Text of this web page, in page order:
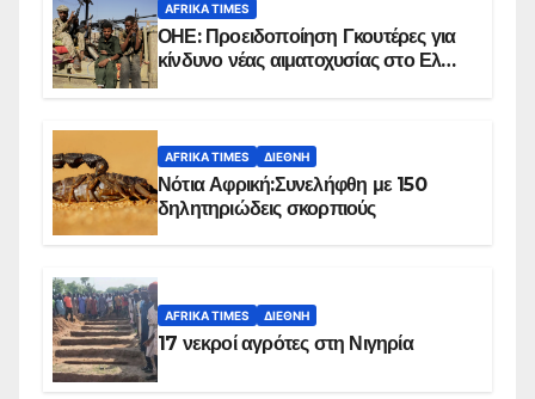
AFRIKA TIMES
ΟΗΕ: Προειδοποίηση Γκουτέρες για
κίνδυνο νέας αιματοχυσίας στο Ελ
AFRIKA TIMES ΔΙΕΘΝΉ
Νότια Αφρική:Συνελήφθη με 150
δηλητηριώδεις σκορπιούς
AFRIKA TIMES ΔΙΕΘΝΉ
17 νεκροί αγρότες στη Νιγηρία